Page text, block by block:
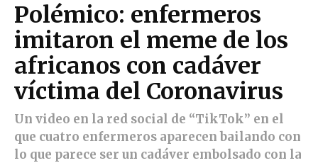
Polémico: enfermeros
imitaron el meme de los
africanos con cadáver
víctima del Coronavirus
Un video en la red social de “TikTok” en el
que cuatro enfermeros aparecen bailando con
lo que parece ser un cadáver embolsado con la